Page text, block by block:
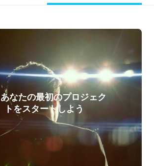
あなたの最初のプロジェク
トをスタートしよう